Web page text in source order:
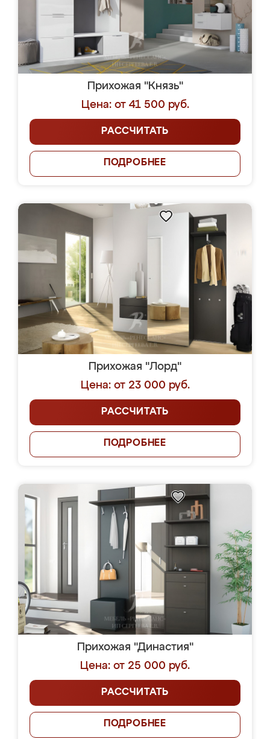
Прихожая "Князь"
Цена: от 41 500 руб.
РАССЧИТАТЬ
ПОДРОБНЕЕ
Прихожая "Лорд"
Цена: от 23 000 руб.
РАССЧИТАТЬ
ПОДРОБНЕЕ
Прихожая "Династия"
Цена: от 25 000 руб.
РАССЧИТАТЬ
ПОДРОБНЕЕ